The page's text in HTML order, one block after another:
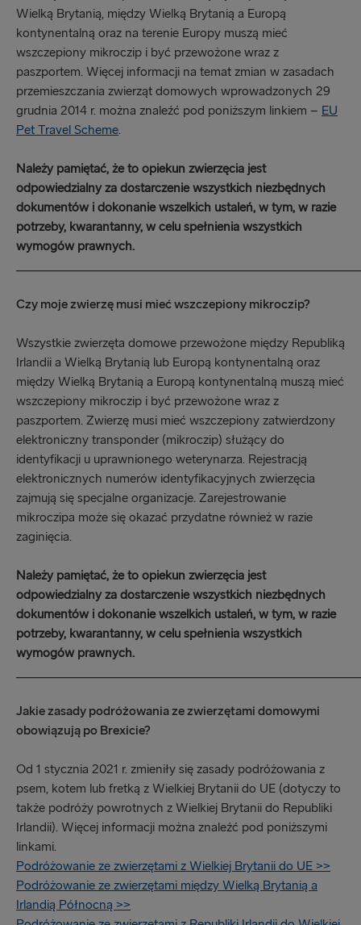
Wielką Brytanią, między Wielką Brytanią a Europą
kontynentalną oraz na terenie Europy muszą mieć
wszczepiony mikroczip i być przewożone wraz z
paszportem. Więcej informacji na temat zmian w zasadach
przemieszczania zwierząt domowych wprowadzonych 29
grudnia 2014 r. można znaleźć pod poniższym linkiem – EU
Pet Travel Scheme.
Należy pamiętać, że to opiekun zwierzęcia jest
odpowiedzialny za dostarczenie wszystkich niezbędnych
dokumentów i dokonanie wszelkich ustaleń, w tym, w razie
potrzeby, kwarantanny, w celu spełnienia wszystkich
wymogów prawnych.
Czy moje zwierzę musi mieć wszczepiony mikroczip?
Wszystkie zwierzęta domowe przewożone między Republiką
Irlandii a Wielką Brytanią lub Europą kontynentalną oraz
między Wielką Brytanią a Europą kontynentalną muszą mieć
wszczepiony mikroczip i być przewożone wraz z
paszportem. Zwierzę musi mieć wszczepiony zatwierdzony
elektroniczny transponder (mikroczip) służący do
identyfikacji u uprawnionego weterynarza. Rejestracją
elektronicznych numerów identyfikacyjnych zwierzęcia
zajmują się specjalne organizacje. Zarejestrowanie
mikroczipa może się okazać przydatne również w razie
zaginięcia.
Należy pamiętać, że to opiekun zwierzęcia jest
odpowiedzialny za dostarczenie wszystkich niezbędnych
dokumentów i dokonanie wszelkich ustaleń, w tym, w razie
potrzeby, kwarantanny, w celu spełnienia wszystkich
wymogów prawnych.
Jakie zasady podróżowania ze zwierzętami domowymi
obowiązują po Brexicie?
Od 1 stycznia 2021 r. zmieniły się zasady podróżowania z
psem, kotem lub fretką z Wielkiej Brytanii do UE (dotyczy to
także podróży powrotnych z Wielkiej Brytanii do Republiki
Irlandii). Więcej informacji można znaleźć pod poniższymi
linkami.
Podróżowanie ze zwierzętami z Wielkiej Brytanii do UE >>
Podróżowanie ze zwierzętami między Wielką Brytanią a
Irlandią Północną >>